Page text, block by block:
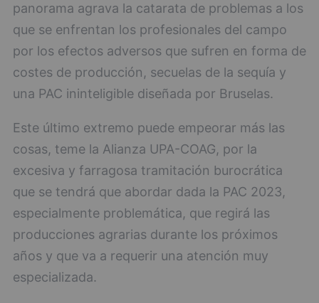
panorama agrava la catarata de problemas a los
que se enfrentan los profesionales del campo
por los efectos adversos que sufren en forma de
costes de producción, secuelas de la sequía y
una PAC ininteligible diseñada por Bruselas.
Este último extremo puede empeorar más las
cosas, teme la Alianza UPA-COAG, por la
excesiva y farragosa tramitación burocrática
que se tendrá que abordar dada la PAC 2023,
especialmente problemática, que regirá las
producciones agrarias durante los próximos
años y que va a requerir una atención muy
especializada.